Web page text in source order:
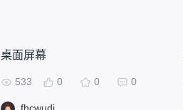
桌面屏幕
533 0 0 0